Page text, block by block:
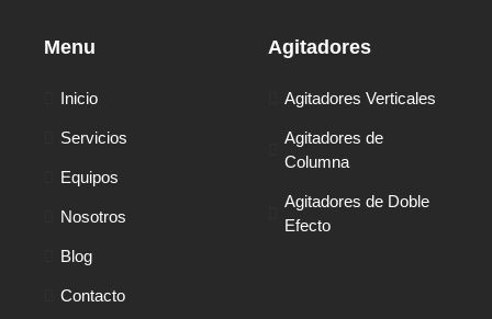
Menu
Inicio
Servicios
Equipos
Nosotros
Blog
Contacto
Agitadores
Agitadores Verticales
Agitadores de
Columna
Agitadores de Doble
Efecto